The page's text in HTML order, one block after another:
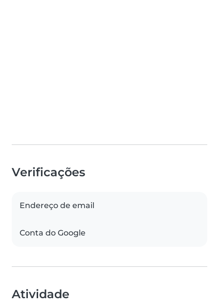
Verificações
Endereço de email
Conta do Google
Atividade